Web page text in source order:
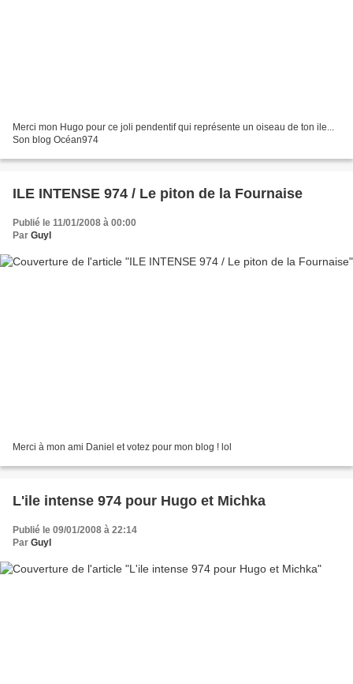
Merci mon Hugo pour ce joli pendentif qui représente un oiseau de ton ile...
Son blog Océan974
ILE INTENSE 974 / Le piton de la Fournaise
Publié le 11/01/2008 à 00:00
Par Guyl
Merci à mon ami Daniel et votez pour mon blog ! lol
L'ile intense 974 pour Hugo et Michka
Publié le 09/01/2008 à 22:14
Par Guyl